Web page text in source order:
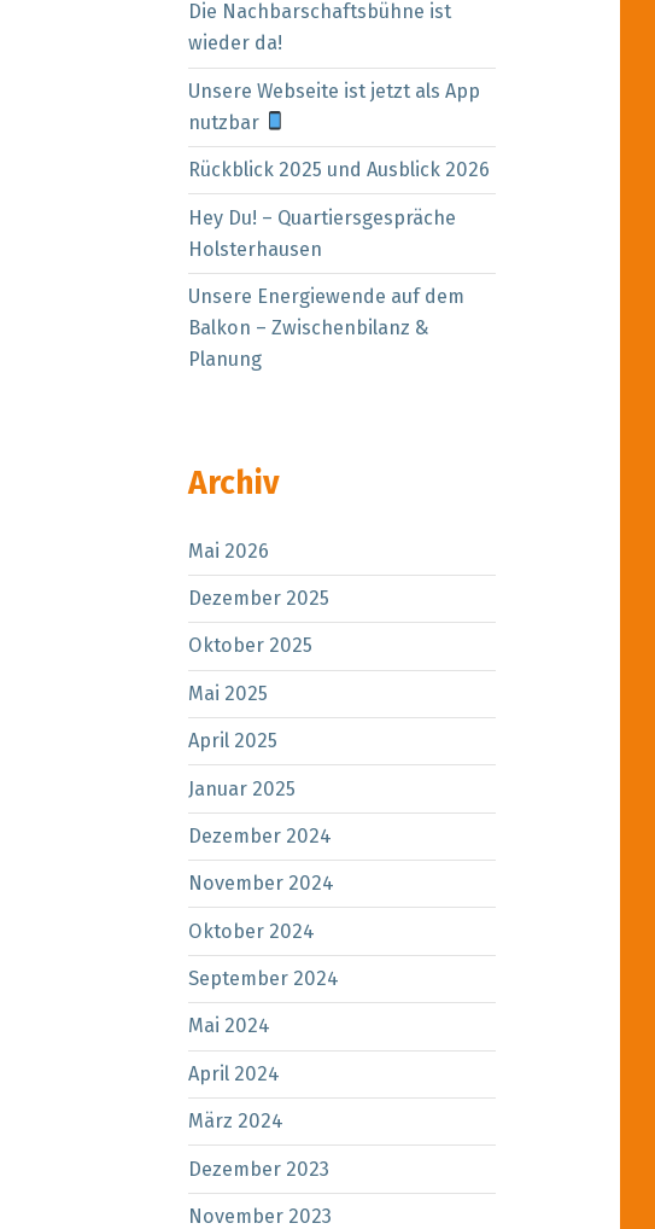
Die Nachbarschaftsbühne ist
wieder da!
Unsere Webseite ist jetzt als App
nutzbar
Rückblick 2025 und Ausblick 2026
Hey Du! – Quartiersgespräche
Holsterhausen
Unsere Energiewende auf dem
Balkon – Zwischenbilanz &
Planung
Archiv
Mai 2026
Dezember 2025
Oktober 2025
Mai 2025
April 2025
Januar 2025
Dezember 2024
November 2024
Oktober 2024
September 2024
Mai 2024
April 2024
März 2024
Dezember 2023
November 2023